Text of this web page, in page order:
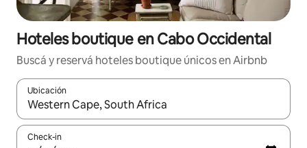
Hoteles boutique en Cabo Occidental
Buscá y reservá hoteles boutique únicos en Airbnb
Ubicación
Cuando los resultados estén disponibles, navegá con las
Check-in